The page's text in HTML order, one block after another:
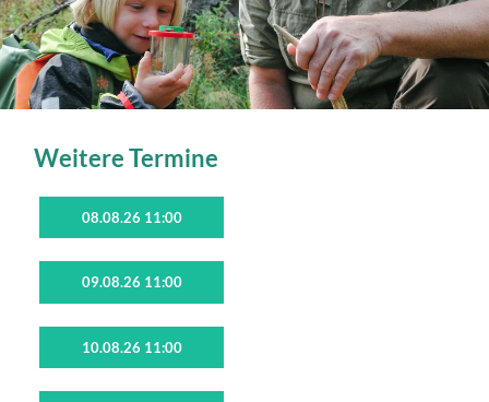
Weitere Termine
08.08.26 11:00
09.08.26 11:00
10.08.26 11:00